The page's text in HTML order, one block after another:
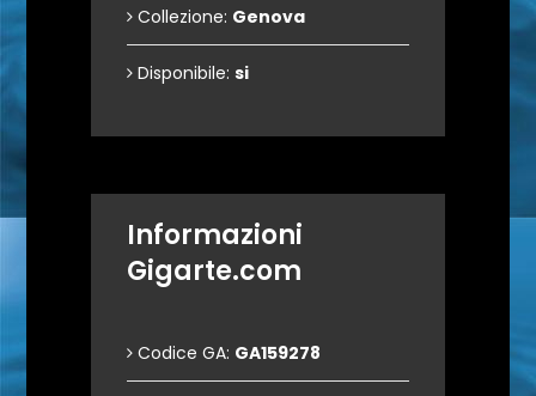
Collezione: Genova
Disponibile: si
Informazioni
Gigarte.com
Codice GA: GA159278